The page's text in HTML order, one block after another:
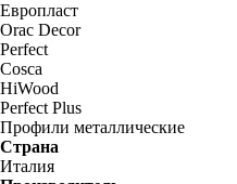
Европласт
Orac Decor
Perfect
Cosca
HiWood
Perfect Plus
Профили металлические
Страна
Италия